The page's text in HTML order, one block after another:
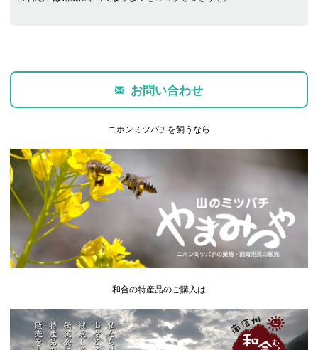
お問い合わせ
ニホンミツバチを飼うなら
和合の特産品のご購入は